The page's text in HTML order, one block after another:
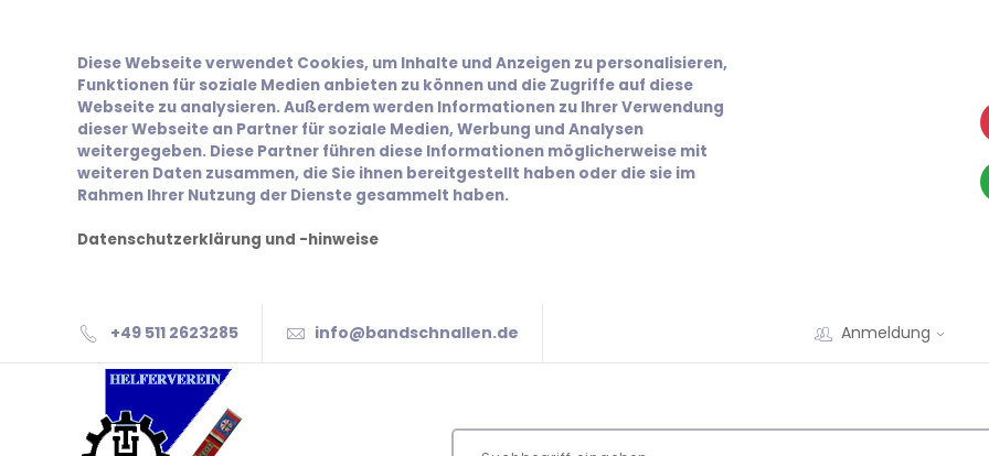
Diese Webseite verwendet Cookies, um Inhalte und Anzeigen zu personalisieren,
Funktionen für soziale Medien anbieten zu können und die Zugriffe auf diese
Webseite zu analysieren. Außerdem werden Informationen zu Ihrer Verwendung
dieser Webseite an Partner für soziale Medien, Werbung und Analysen
weitergegeben. Diese Partner führen diese Informationen möglicherweise mit
weiteren Daten zusammen, die Sie ihnen bereitgestellt haben oder die sie im
Rahmen Ihrer Nutzung der Dienste gesammelt haben.
Datenschutzerklärung und -hinweise
+49 511 2623285 info@bandschnallen.de Anmeldung